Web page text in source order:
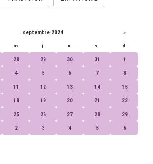
septembre 2024 »
m. j. v. s. d.
28 29 30 31 1
4 5 6 7 8
11 12 13 14 15
18 19 20 21 22
25 26 27 28 29
2 3 4 5 6